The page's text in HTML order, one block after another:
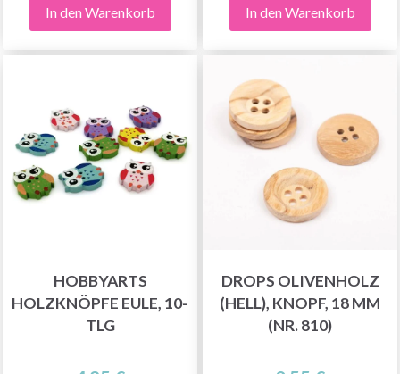
In den Warenkorb In den Warenkorb
HOBBYARTS
HOLZKNÖPFE EULE, 10-
TLG
DROPS OLIVENHOLZ
(HELL), KNOPF, 18 MM
(NR. 810)